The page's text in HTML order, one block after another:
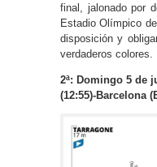
final, jalonado por
Estadio Olímpico
disposición y
verdaderos colores.
2ª: Domingo 5 de
(12:55)-Barcelona